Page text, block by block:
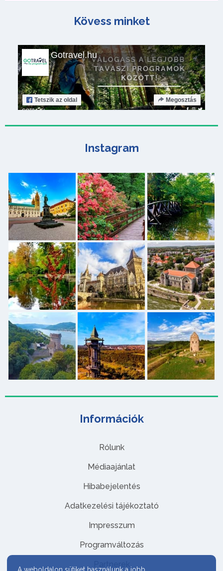
Információk
Rólunk
Médiaajánlat
Hibabejelentés
Adatkezelési tájékoztató
Impresszum
Programváltozás
Partnerek
Kövess minket
Gotravel.hu
Tetszik az oldal Megosztás
Instagram